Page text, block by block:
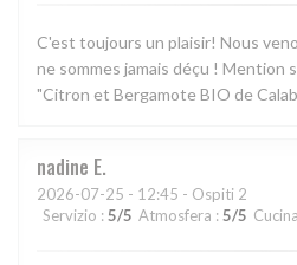
C'est toujours un plaisir! Nous
ne sommes jamais déçu ! Mention
"Citron et Bergamote BIO de
nadine E
2026-07-25 - 12:45 - Ospiti 2
Servizio : 5/5 Atmosfera : 5/5 Cucina